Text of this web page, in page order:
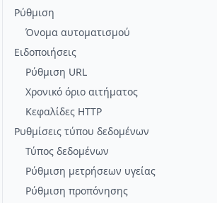
Ρύθμιση
Όνομα αυτοματισμού
Ειδοποιήσεις
Ρύθμιση URL
Χρονικό όριο αιτήματος
Κεφαλίδες HTTP
Ρυθμίσεις τύπου δεδομένων
Τύπος δεδομένων
Ρύθμιση μετρήσεων υγείας
Ρύθμιση προπόνησης